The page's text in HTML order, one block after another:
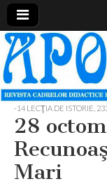
Revista
cadrelor
didactice
din
judetul
Neamt
-14 LECŢIA DE ISTORIE
28
Mari